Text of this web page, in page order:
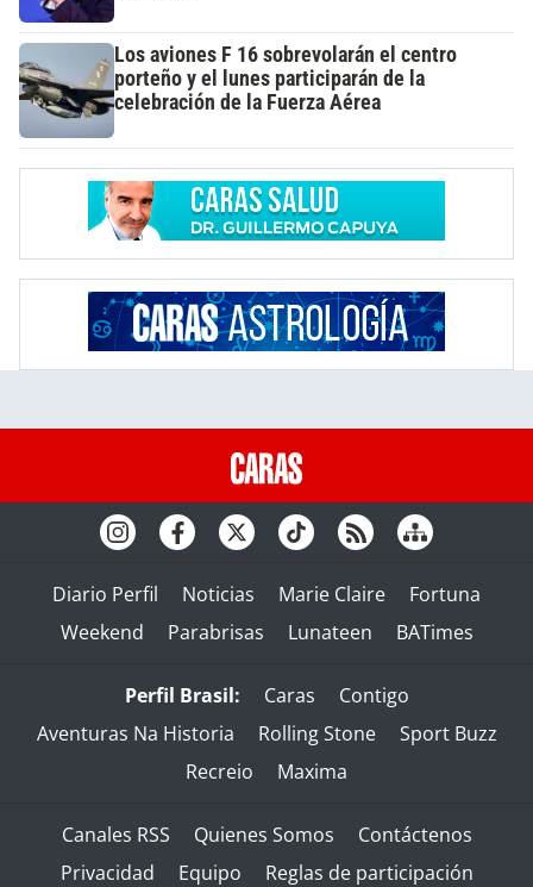
Los aviones F 16 sobrevolarán el centro
porteño y el lunes participarán de la
celebración de la Fuerza Aérea
Diario Perfil Noticias Marie Claire
Fortuna
Weekend
Parabrisas Lunateen BATimes
Perfil Brasil: Caras
Contigo
Aventuras Na Historia
Rolling Stone
Sport Buzz
Recreio
Maxima
Canales RSS Quienes Somos
Contáctenos
Privacidad
Equipo Reglas de participación